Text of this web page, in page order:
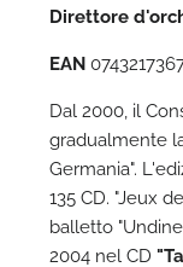
Direttore
EAN
Dal 2000, il
gradualmente
Germania".
135 CD. "Jeux
balletto
2004 nel CD